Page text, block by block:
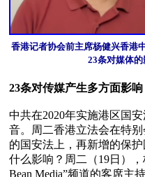
香港记者协会前主席杨健兴香港
23条对媒体的
23条对传媒产生多方面影响
中共在2020年实施港区国
音。周二香港立法会在特
的国安法上，再新增的保
什么影响？周二（19日）
Bean Media”频道的客席主